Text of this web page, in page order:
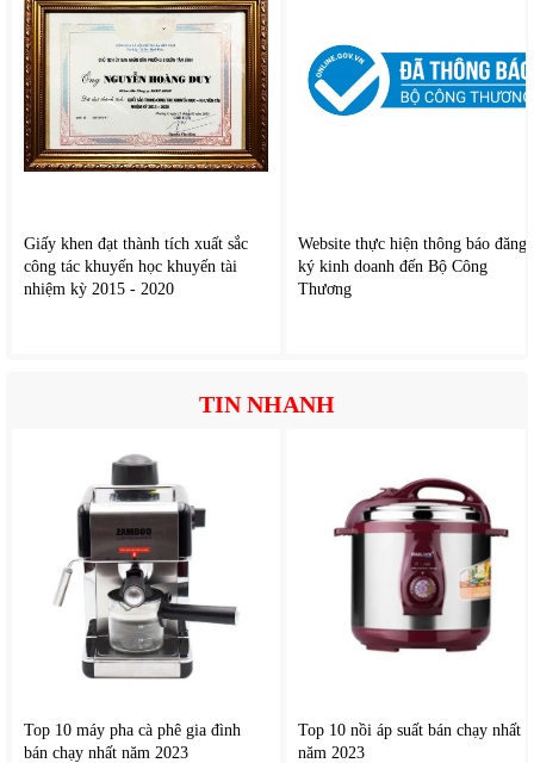
Máy có khả năng giảm thiểu nhiều thành phần không mong
muốn trong nước như bụi bẩn, cặn lơ lửng và các chất gây
ảnh hưởng đến chất lượng nước sinh hoạt.
Điều này góp phần nâng cao độ an toàn cho nguồn nước sử
dụng hàng ngày.
Cung cấp nước uống trực tiếp
Sau quá trình xử lý, nước có thể sử dụng trực tiếp mà không
Đây là giải pháp giúp tiết kiệm thời gian và thuận tiện hơn
cho người dùng.
Giấy khen đạt thành tích xuất sắc
công tác khuyến học khuyến tài
nhiệm kỳ 2015 - 2020
Website thực hiện thông báo đăng
ký kinh doanh đến Bộ Công
Thương
TIN NHANH
Top 10 máy pha cà phê gia đình
bán chạy nhất năm 2023
Top 10 nồi áp suất bán chạy nhất
năm 2023